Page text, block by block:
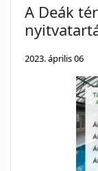
A Deák
2023. április 06